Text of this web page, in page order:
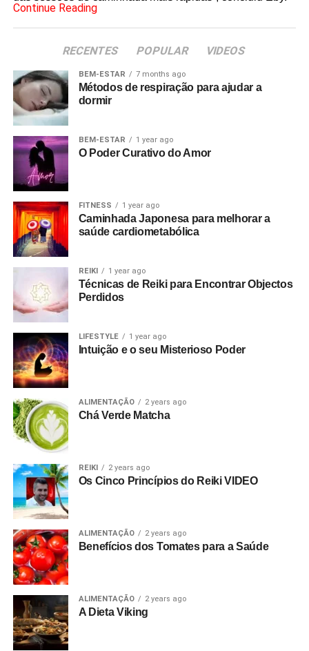
Continue Reading
RECENTES POPULAR VIDEOS
BEM-ESTAR 7 months ago
Métodos de respiração para ajudar a
dormir
BEM-ESTAR 1 year ago
O Poder Curativo do Amor
FITNESS 1 year ago
Caminhada Japonesa para melhorar a
saúde cardiometabólica
REIKI 1 year ago
Técnicas de Reiki para Encontrar Objectos
Perdidos
LIFESTYLE 1 year ago
Intuição e o seu Misterioso Poder
ALIMENTAÇÃO 2 years ago
Chá Verde Matcha
REIKI 2 years ago
Os Cinco Princípios do Reiki VIDEO
ALIMENTAÇÃO 2 years ago
Benefícios dos Tomates para a Saúde
ALIMENTAÇÃO 2 years ago
A Dieta Viking